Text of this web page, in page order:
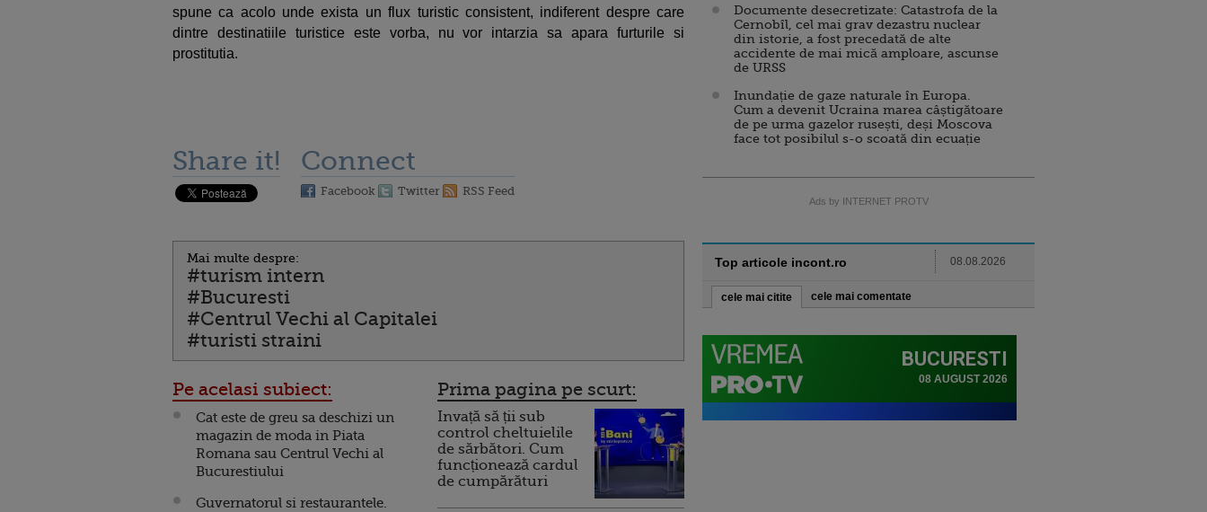
spune ca acolo unde exista un flux turistic consistent, indiferent despre care
dintre destinatiile turistice este vorba, nu vor intarzia sa apara furturile si
prostitutia.
Share it! Connect
Facebook Twitter RSS Feed
Mai multe despre:
#turism intern
#Bucuresti
#Centrul Vechi al Capitalei
#turisti straini
Pe acelasi subiect:
Cat este de greu sa deschizi un
magazin de moda in Piata
Romana sau Centrul Vechi al
Bucurestiului
Guvernatorul si restaurantele.
Prima pagina pe scurt:
Invață să ții sub
control cheltuielile
de sărbători. Cum
funcționează cardul
de cumpărături
Documente desecretizate: Catastrofa de la
Cernobîl, cel mai grav dezastru nuclear
din istorie, a fost precedată de alte
accidente de mai mică amploare, ascunse
de URSS
Inundație de gaze naturale în Europa.
Cum a devenit Ucraina marea câștigătoare
de pe urma gazelor rusești, deși Moscova
face tot posibilul s-o scoată din ecuație
Ads by INTERNET PROTV
Top articole incont.ro 08.08.2026
cele mai citite cele mai comentate